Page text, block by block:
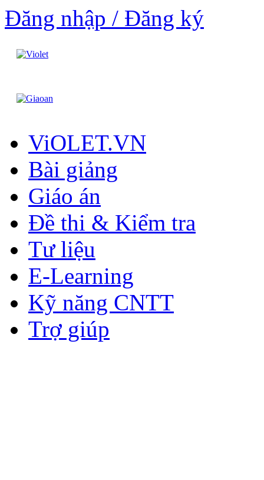
Đăng nhập / Đăng ký
ViOLET.VN
Bài giảng
Giáo án
Đề thi & Kiểm tra
Tư liệu
E-Learning
Kỹ năng CNTT
Trợ giúp